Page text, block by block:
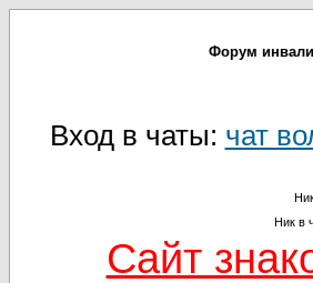
Форум
Вход в чаты: чат
Ник в
Cайт